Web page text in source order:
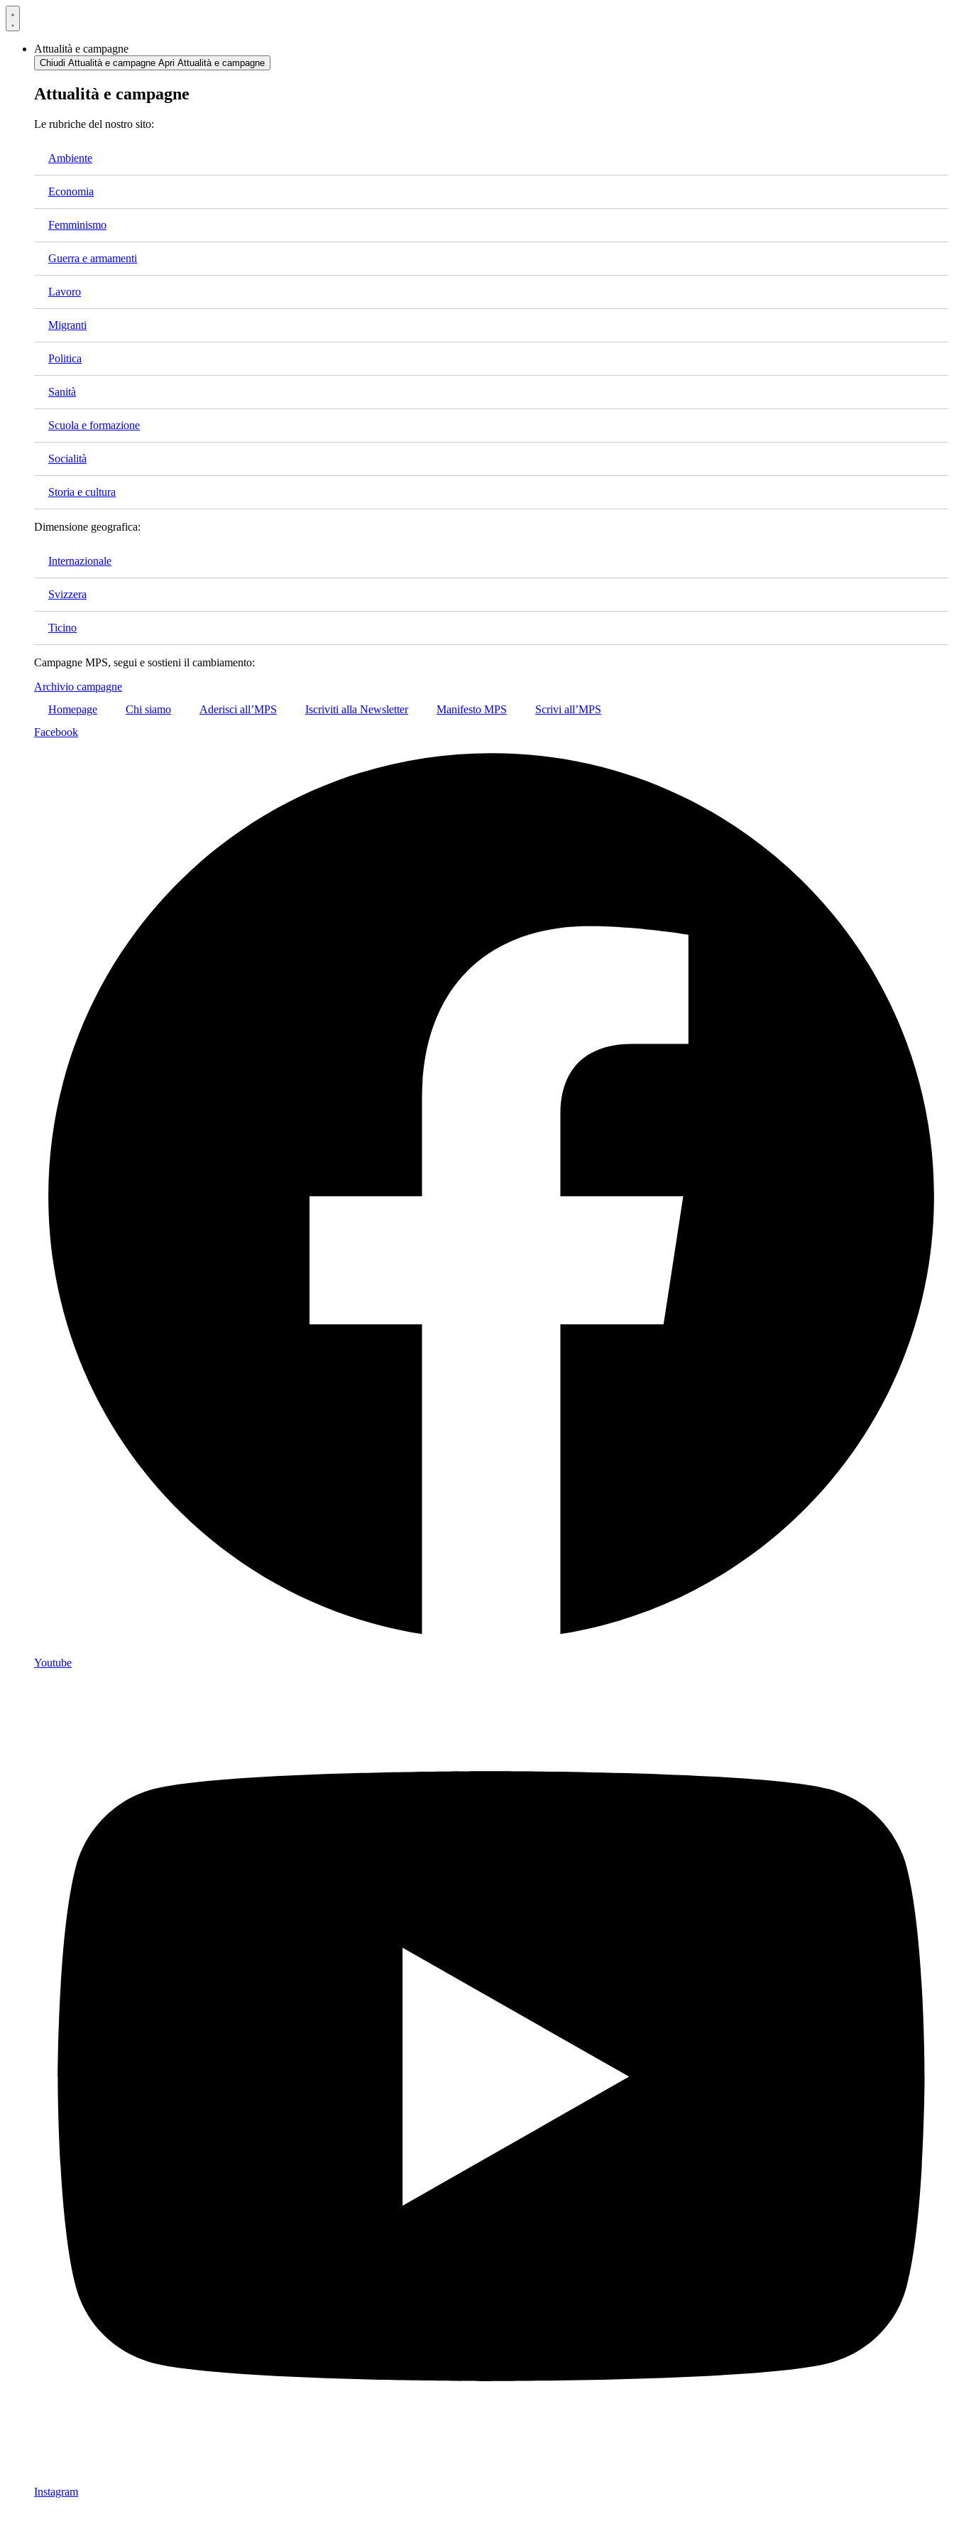
Vai
al
Attualità e campagne
Chiudi Attualità e campagne Apri Attualità e campagne
Attualità e campagne
Le rubriche del nostro sito:
Ambiente
Economia
Femminismo
Guerra e armamenti
Lavoro
Migranti
Politica
Sanità
Scuola e formazione
Socialità
Storia e cultura
Dimensione geografica:
Internazionale
Svizzera
Ticino
Campagne MPS, segui e sostieni il cambiamento:
Archivio campagne
Homepage
Chi siamo Aderisci all’MPS Iscriviti alla Newsletter Manifesto MPS
Scrivi all’MPS
Facebook
Youtube
Instagram